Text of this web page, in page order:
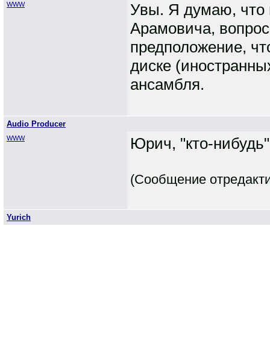
WWW
Увы. Я думаю, что
Арамовича,
предположение,
диске
ансамбля.
Audio Producer
WWW Юрич, "кто-
(Сообщение
Yurich